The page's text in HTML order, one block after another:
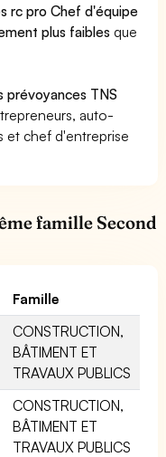
rc pro Chef d'équipe
plus faibles que
prévoyances TNS
auto-
et chef d'entreprise
famille Second
Famille
CONSTRUCTION,
BÂTIMENT ET
TRAVAUX PUBLICS
CONSTRUCTION,
BÂTIMENT ET
TRAVAUX PUBLICS